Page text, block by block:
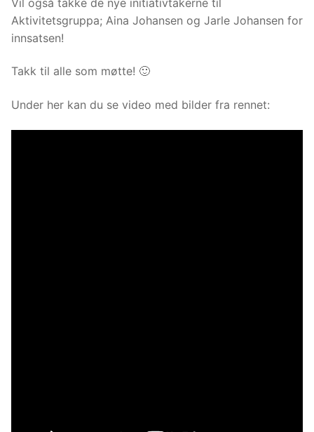
Aktivitetsgruppa; Aina Johansen og Jarle Johansen for
innsatsen!
Takk til alle som møtte! 🙂
Under her kan du se video med bilder fra rennet: